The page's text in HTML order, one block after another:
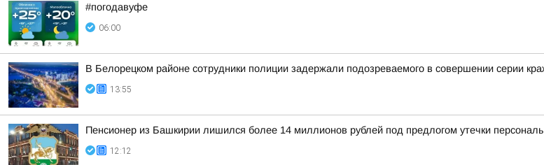
#погодавуфе
06:00
В Белорецком районе сотрудники полиции задержали подозреваемого в совершении серии
13:55
Пенсионер из Башкирии лишился более 14 миллионов рублей под предлогом утечки
12:12